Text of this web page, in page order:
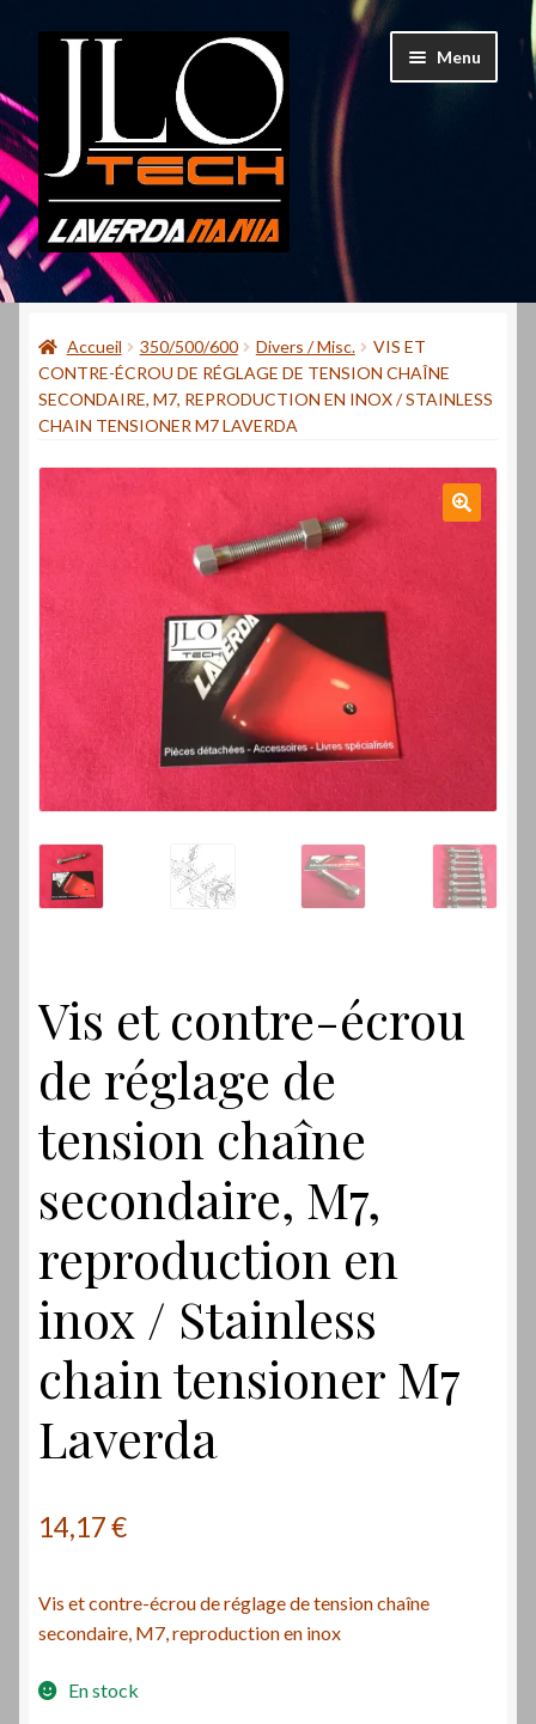
Aller
navigation
Aller
Menu
Accueil
Mon compte
Contact
Qui suis-je ?
Accueil 350/500/600 Divers / Misc.
VIS ET
CONTRE-ÉCROU DE RÉGLAGE DE TENSION CHAÎNE
SECONDAIRE, M7, REPRODUCTION EN INOX / STAINLESS
CHAIN TENSIONER M7 LAVERDA
Vis et contre-écrou
de réglage de
tension chaîne
secondaire, M7,
reproduction en
inox / Stainless
chain tensioner M7
Laverda
14,17€
Vis et contre-écrou de réglage de tension chaîne
secondaire, M7, reproduction en inox
En stock